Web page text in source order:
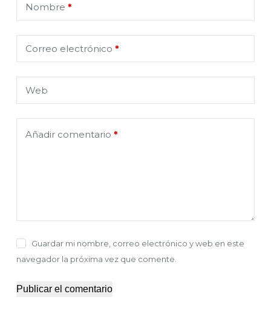
Nombre *
Correo electrónico *
Web
Añadir comentario *
Guardar mi nombre, correo electrónico y web en este
navegador la próxima vez que comente.
Publicar el comentario